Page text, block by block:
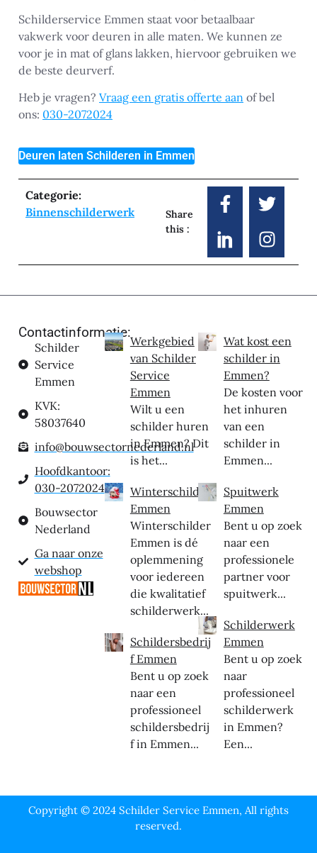
Schilderservice Emmen staat voor betaalbaar
vakwerk voor deuren in alle maten. We kunnen ze
voor je in mat of glans lakken, hiervoor gebruiken we
de beste deurverf.
Heb je vragen? Vraag een gratis offerte aan of bel
ons: 030-2072024
Deuren laten Schilderen in Emmen
Categorie:
Binnenschilderwerk
Share
this :
Contactinformatie:
Schilder
Service
Emmen
KVK:
58037640
info@bouwsectornederland.nl
Hoofdkantoor:
030-2072024
Bouwsector
Nederland
Ga naar onze
webshop
Werkgebied
van Schilder
Service
Emmen
Wilt u een
schilder huren
in Emmen? Dit
is het...
Winterschilder
Emmen
Winterschilder
Emmen is dé
oplemmening
voor iedereen
die kwalitatief
schilderwerk...
Schildersbedrij
f Emmen
Bent u op zoek
naar een
professioneel
schildersbedrij
f in Emmen...
Wat kost een
schilder in
Emmen?
De kosten voor
het inhuren
van een
schilder in
Emmen...
Spuitwerk
Emmen
Bent u op zoek
naar een
professionele
partner voor
spuitwerk...
Schilderwerk
Emmen
Bent u op zoek
naar
professioneel
schilderwerk
in Emmen?
Een...
Copyright © 2024 Schilder Service Emmen, All rights
reserved.